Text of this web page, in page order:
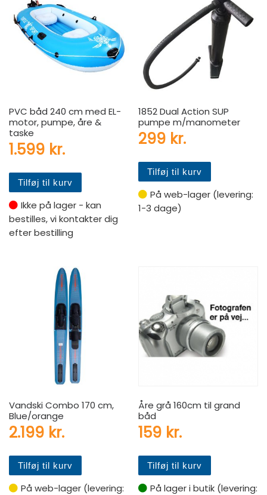
PVC båd 240 cm med EL-
motor, pumpe, åre &
taske
1.599 kr.
Tilføj til kurv
Ikke på lager - kan
bestilles, vi kontakter dig
efter bestilling
1852 Dual Action SUP
pumpe m/manometer
299 kr.
Tilføj til kurv
På web-lager (levering:
1-3 dage)
Vandski Combo 170 cm,
Blue/orange
2.199 kr.
Tilføj til kurv
På web-lager (levering:
Åre grå 160cm til grand
båd
159 kr.
Tilføj til kurv
På lager i butik (levering: